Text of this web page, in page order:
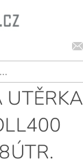
UTĚRKA